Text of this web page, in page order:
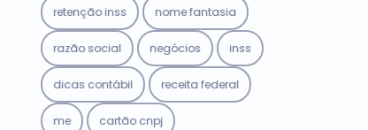
retenção inss nome fantasia
razão social negócios inss
dicas contábil receita federal
me cartão cnpj